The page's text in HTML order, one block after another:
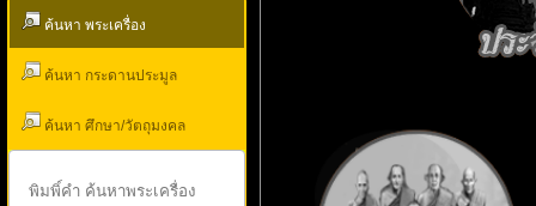
ค้นหา พระเครื่อง
ค้นหา กระดานประมูล
ค้นหา ศึกษา/วัตถุมงคล